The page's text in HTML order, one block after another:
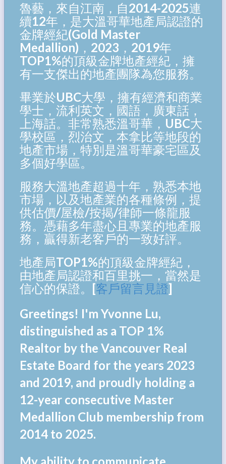
魯藝，來自江南，自2014-2025連
續12年，是大溫哥華地產局認證的
金牌經紀(Gold Master
Medallion)，2023，2019年
TOP1%的頂級金牌地產經紀，擁
有一支傑出的地產團隊為您服務。
畢業於UBC大學，擁有經濟和商業
學士，流利英文，國語，廣東話，
上海話。非常熟悉溫哥華，UBC大
學校區，烈治文，本拿比等地段的
地產市場，特別是溫哥華豪宅區及
多個好學區。
服務大溫地產超過十年，熟悉本地
市場，以及地產業的各種條例，提
供估價/屋檢/按揭/律師一條龍服
務。憑藉多年盡心且專業的地產服
務，贏得新老客戶的一致好評。
地產局TOP1%的頂級金牌經紀，
由地產局認證和百里挑一，當然是
信心的保證。[客戶留言見證]
Greetings! I'm Yvonne Lu,
distinguished as a TOP 1%
Realtor by the Vancouver Real
Estate Board for the years 2023
and 2019, and proudly holding a
12-year consecutive Master
Medallion Club membership from
2014 to 2025.